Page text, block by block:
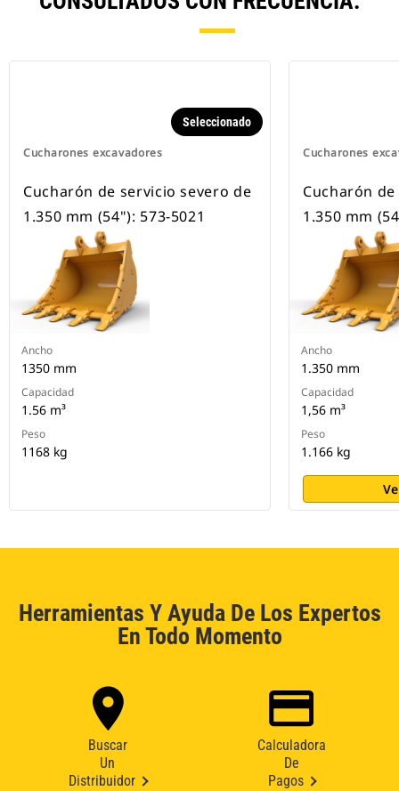
Cucharones excavadores
Seleccionado
Cucharón de servicio severo de
1.350 mm (54"): 573-5021
Ancho
1350 mm
Capacidad
1.56 m³
Peso
1168 kg
Cucharones
Cucharón
1.350 mm
Ancho
1.350 mm
Capacidad
1,56 m³
Peso
1.166 kg
Herramientas Y Ayuda De Los Expertos
En Todo Momento
Buscar
Un
Distribuidor
Calculadora
De
Pagos